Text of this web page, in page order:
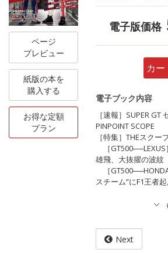
ページ
プレビュー
紙版の本を
購入する
お得な定額
プラン
電子版価格
カ
電子ブック内容
［速報］SUPER GT
PINPOINT SCOPE
［特集］THEスクー
［GT500──LEXUS
雄飛、大抜擢の波紋
［
スチーム”にF1王者
Next